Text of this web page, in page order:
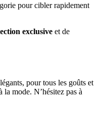
pour cibler rapidement
exclusive et de
pour tous les goûts et
mode. N’hésitez pas à